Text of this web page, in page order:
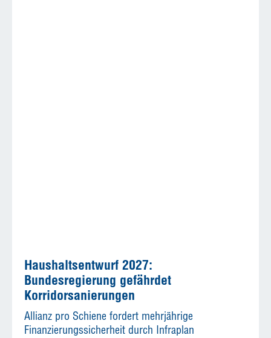
Haushaltsentwurf 2027:
Bundesregierung gefährdet
Korridorsanierungen
Allianz pro Schiene fordert mehrjährige
Finanzierungssicherheit durch Infraplan